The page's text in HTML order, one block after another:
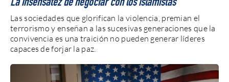
La insensatez de negociar con los islamistas
Las sociedades que glorifican la violencia, premian el
terrorismo y enseñan a las sucesivas generaciones que la
convivencia es una traición no pueden generar líderes
capaces de forjar la paz.